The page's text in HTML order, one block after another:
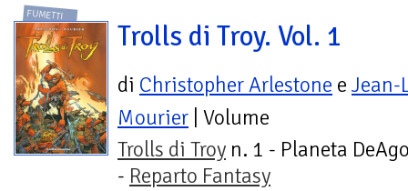
FUMETTI
Trolls di Troy. Vol. 1
di Christopher Arlestone e Jean-
Mourier | Volume
Trolls di Troy n. 1 - Planeta
- Reparto Fantasy